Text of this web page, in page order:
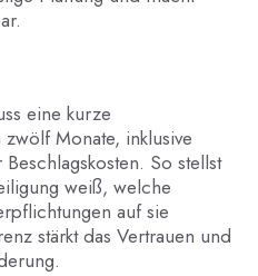
eine kurze
Monate, inklusive
So stellst
weiß, welche
auf sie
stärkt das Vertrauen und